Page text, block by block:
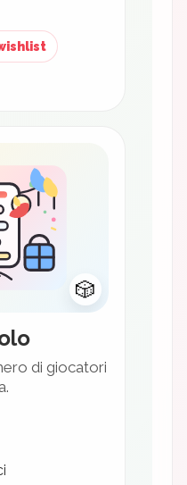
🎲
di giocatori